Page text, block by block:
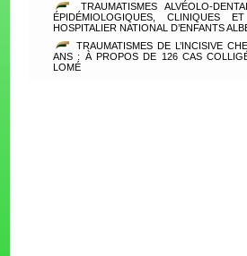
TRAUMATISMES ALVÉOLO-
ÉPIDÉMIOLOGIQUES, CLINIQUES
HOSPITALIER NATIONAL D’ENFANTS
TRAUMATISMES DE L’INCISIVE
ANS : À PROPOS DE 126 CAS
LOMÉ